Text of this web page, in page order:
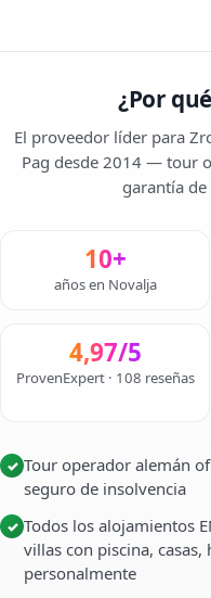
¿Por
El proveedor líder para
Pag desde 2014 — tour
garantía
10+
años en Novalja
4,97/5
ProvenExpert · 108 reseñas
✓ Tour operador alemán
seguro de insolvencia
✓ Todos los alojamientos
villas con piscina,
personalmente